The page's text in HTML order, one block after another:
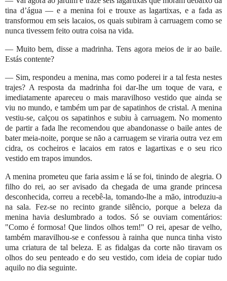
tina d’água — e a menina foi e trouxe as lagartixas, e a fada as
transformou em seis lacaios, os quais subiram à carruagem como se
nunca tivessem feito outra coisa na vida.
— Muito bem, disse a madrinha. Tens agora meios de ir ao baile.
Estás contente?
— Sim, respondeu a menina, mas como poderei ir a tal festa nestes
trajes? A resposta da madrinha foi dar-lhe um toque de vara, e
imediatamente apareceu o mais maravilhoso vestido que ainda se
viu no mundo, e também um par de sapatinhos de cristal. A menina
vestiu-se, calçou os sapatinhos e subiu à carruagem. No momento
de partir a fada lhe recomendou que abandonasse o baile antes de
bater meia-noite, porque se não a carruagem se viraria outra vez em
cidra, os cocheiros e lacaios em ratos e lagartixas e o seu rico
vestido em trapos imundos.
A menina prometeu que faria assim e lá se foi, tinindo de alegria. O
filho do rei, ao ser avisado da chegada de uma grande princesa
desconhecida, correu a recebê-la, tomando-lhe a mão, introduziu-a
na sala. Fez-se no recinto grande silêncio, porque a beleza da
menina havia deslumbrado a todos. Só se ouviam comentários:
"Como é formosa! Que lindos olhos tem!" O rei, apesar de velho,
também maravilhou-se e confessou à rainha que nunca tinha visto
uma criatura de tal beleza. E as fidalgas da corte não tiravam os
olhos do seu penteado e do seu vestido, com ideia de copiar tudo
aquilo no dia seguinte.